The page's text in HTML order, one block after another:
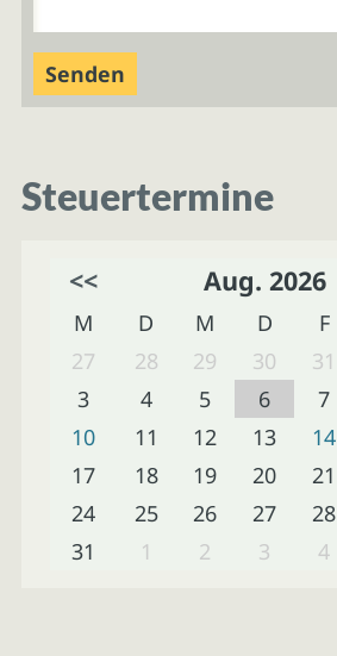
Steuertermine
<< Aug. 2026
M D M D F
27
28 29 30 31
3
4 5 6 7
10
11 12 13 14
17
18 19 20 21
24
25 26 27 28
31
1 2 3 4